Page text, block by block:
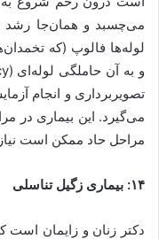
می‌چسبد و همان‌جا رشد
لوله‌ها فالوپ (که
تصویربرداری و انجام
می‌گیرد. این بیماری در
مراحل حاد ممکن است
۱۴: بیماری زگیل تناسلی
دکتر زنان و زایمان است